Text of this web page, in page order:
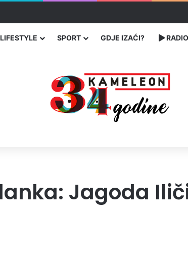
migranata preko BiH i Balkana
LIFESTYLE SPORT GDJE IZAĆI?
Jagoda